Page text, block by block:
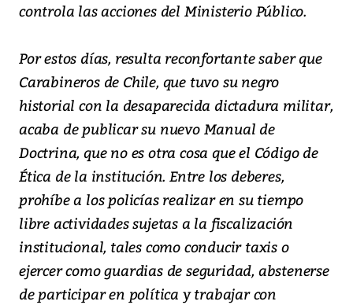
controla las acciones del Ministerio Público.
Por estos días, resulta reconfortante saber que
Carabineros de Chile, que tuvo su negro
historial con la desaparecida dictadura militar,
acaba de publicar su nuevo Manual de
Doctrina, que no es otra cosa que el Código de
Ética de la institución. Entre los deberes,
prohíbe a los policías realizar en su tiempo
libre actividades sujetas a la fiscalización
institucional, tales como conducir taxis o
ejercer como guardias de seguridad, abstenerse
de participar en política y trabajar con